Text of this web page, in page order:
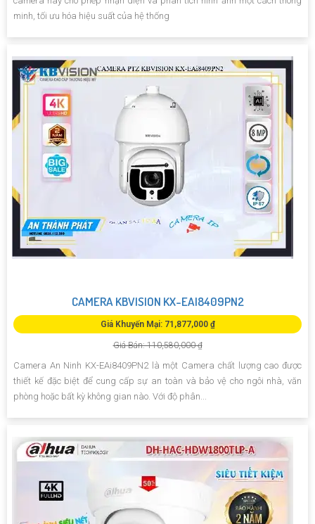
minh, tối ưu hóa hiệu suất của hệ thống
CAMERA KBVISION KX-EAI8409PN2
Giá Khuyến Mại: 71,877,000 ₫
Giá Bán: 110,580,000 ₫
Camera An Ninh KX-EAi8409PN2 là một Camera chất lượng cao được
thiết kế đặc biệt để cung cấp sự an toàn và bảo vệ cho ngôi nhà, văn
phòng hoặc bất kỳ không gian nào. Với độ phân...